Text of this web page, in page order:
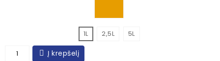
1L 2,5L 5L
Į krepšelį